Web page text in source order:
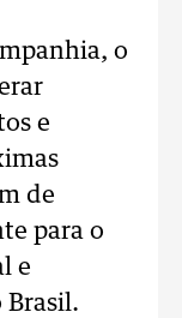
o
e
de
para o
e
Brasil.